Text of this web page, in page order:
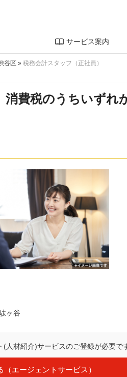
サービス案内
谷区 » 税務会計スタッフ（正社員）
消費税のうちいずれ
ヶ谷
人材紹介)サービスのご登録が必要で
（エージェントサービス）